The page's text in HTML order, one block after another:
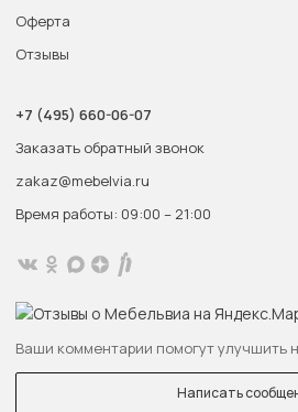
Оферта
Отзывы
+7 (495) 660-06-07
Заказать обратный звонок
zakaz@mebelvia.ru
Время работы: 09:00 – 21:00
Ваши комментарии помогут улучшить
Написать